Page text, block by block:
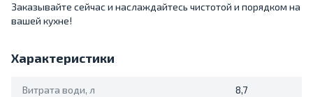
Заказывайте сейчас и наслаждайтесь чистотой и порядком на
вашей кухне!
Характеристики
Витрата води, л 8,7